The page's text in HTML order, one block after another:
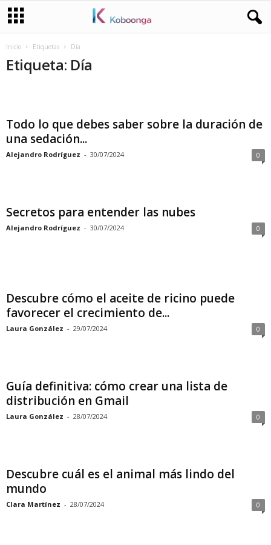
Inicio Etiquetas Día
Etiqueta: Día
Todo lo que debes saber sobre la duración de
una sedación...
Alejandro Rodríguez - 30/07/2024 0
Secretos para entender las nubes
Alejandro Rodríguez - 30/07/2024 0
Descubre cómo el aceite de ricino puede
favorecer el crecimiento de...
Laura González - 29/07/2024 0
Guía definitiva: cómo crear una lista de
distribución en Gmail
Laura González - 28/07/2024 0
Descubre cuál es el animal más lindo del
mundo
Clara Martínez - 28/07/2024 0